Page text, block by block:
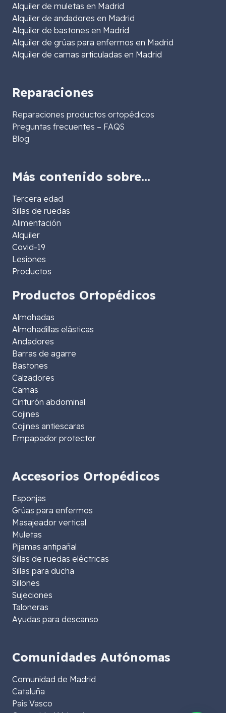
Alquiler de muletas en Madrid
Alquiler de andadores en Madrid
Alquiler de bastones en Madrid
Alquiler de grúas para enfermos en Madrid
Alquiler de camas articuladas en Madrid
Reparaciones
Reparaciones productos ortopédicos
Preguntas frecuentes – FAQS
Blog
Más contenido sobre…
Tercera edad
Sillas de ruedas
Alimentación
Alquiler
Covid-19
Lesiones
Productos
Productos Ortopédicos
Almohadas
Almohadillas elásticas
Andadores
Barras de agarre
Bastones
Calzadores
Camas
Cinturón abdominal
Cojines
Cojines antiescaras
Empapador protector
Accesorios Ortopédicos
Esponjas
Grúas para enfermos
Masajeador vertical
Muletas
Pijamas antipañal
Sillas de ruedas eléctricas
Sillas para ducha
Sillones
Sujeciones
Taloneras
Ayudas para descanso
Comunidades Autónomas
Comunidad de Madrid
Cataluña
País Vasco